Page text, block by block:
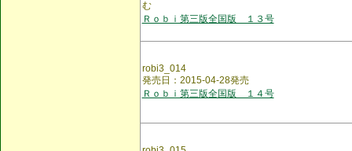
む
Ｒｏｂｉ第三版全国版 １３号
robi3_014
発売日：2015-04-28発売
Ｒｏｂｉ第三版全国版 １４号